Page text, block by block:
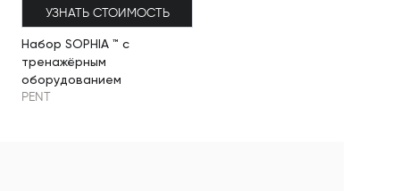
УЗНАТЬ СТОИМОСТЬ
Набор SOPHIA ™ с
тренажёрным
оборудованием
PENT